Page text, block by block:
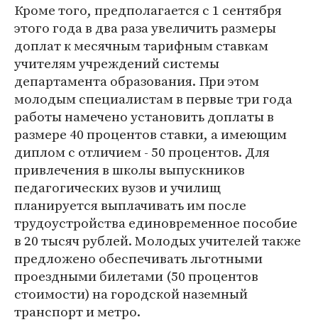
Кроме того, предполагается с 1 сентября
этого года в два раза увеличить размеры
доплат к месячным тарифным ставкам
учителям учреждений системы
департамента образования. При этом
молодым специалистам в первые три года
работы намечено установить доплаты в
размере 40 процентов ставки, а имеющим
диплом с отличием - 50 процентов. Для
привлечения в школы выпускников
педагогических вузов и училищ
планируется выплачивать им после
трудоустройства единовременное пособие
в 20 тысяч рублей. Молодых учителей также
предложено обеспечивать льготными
проездными билетами (50 процентов
стоимости) на городской наземный
транспорт и метро.